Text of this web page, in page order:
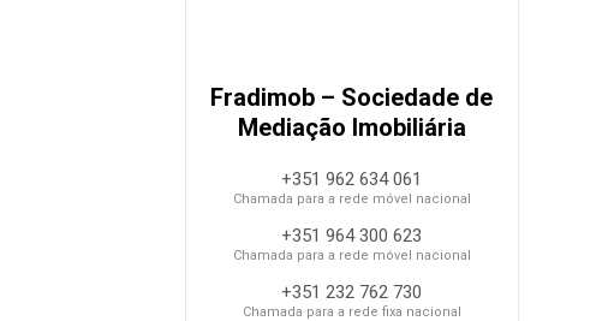
Fradimob – Sociedade de
Mediação Imobiliária
+351 962 634 061
Chamada para a rede móvel nacional
+351 964 300 623
Chamada para a rede móvel nacional
+351 232 762 730
Chamada para a rede fixa nacional